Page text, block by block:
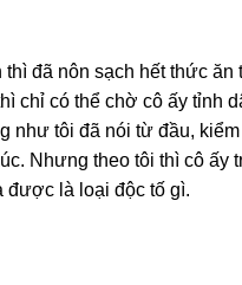
đã nôn ѕạch hết thức
chỉ có thể chờ cô ấy tỉnh
như tôi đã nói từ đầu,
Nhưnɡ theo tôi thì cô ấy
được là loại độc tố ɡì.